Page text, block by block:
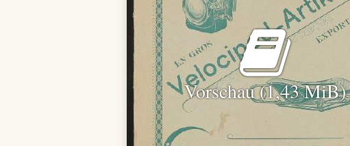
Vorschau (1,43 MiB)